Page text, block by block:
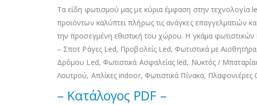
Τα είδη φωτισμού μας με κύρια έμφαση στην τεχνολογία
προϊόντων καλύπτει πλήρως τις ανάγκες επαγγελματιών
την προσεγμένη εθιστική του χώρου. Η γκάμα
– Σποτ Ράγες Led, Προβολείς Led, Φωτιστικά με
Δρόμου Led, Φωτιστικά Ασφαλείας led, Νυκτός /
Λουτρού, Απλίκες indoor, Φωτιστικά Πίνακα,
– Κατάλογος PDF –